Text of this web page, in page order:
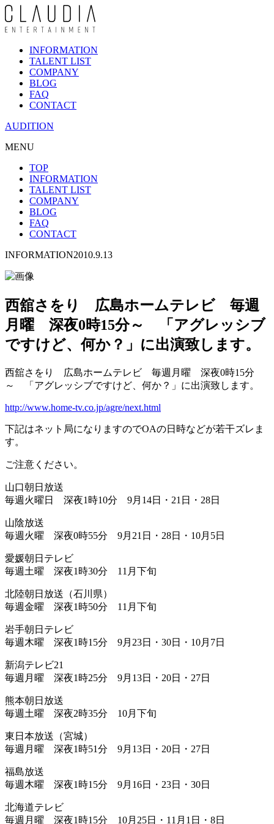
INFORMATION
TALENT LIST
COMPANY
BLOG
FAQ
CONTACT
AUDITION
MENU
TOP
INFORMATION
TALENT LIST
COMPANY
BLOG
FAQ
CONTACT
INFORMATION2010.9.13
西舘さをり 広島ホームテレビ 毎週
月曜 深夜0時15分～ 「アグレッシブ
ですけど、何か？」に出演致します。
西舘さをり 広島ホームテレビ 毎週月曜 深夜0時15分
～ 「アグレッシブですけど、何か？」に出演致します。
http://www.home-tv.co.jp/agre/next.html
下記はネット局になりますのでOAの日時などが若干ズレま
す。
ご注意ください。
山口朝日放送
毎週火曜日 深夜1時10分 9月14日・21日・28日
山陰放送
毎週火曜 深夜0時55分 9月21日・28日・10月5日
愛媛朝日テレビ
毎週土曜 深夜1時30分 11月下旬
北陸朝日放送（石川県）
毎週金曜 深夜1時50分 11月下旬
岩手朝日テレビ
毎週木曜 深夜1時15分 9月23日・30日・10月7日
新潟テレビ21
毎週月曜 深夜1時25分 9月13日・20日・27日
熊本朝日放送
毎週土曜 深夜2時35分 10月下旬
東日本放送（宮城）
毎週月曜 深夜1時51分 9月13日・20日・27日
福島放送
毎週木曜 深夜1時15分 9月16日・23日・30日
北海道テレビ
毎週月曜 深夜1時15分 10月25日・11月1日・8日